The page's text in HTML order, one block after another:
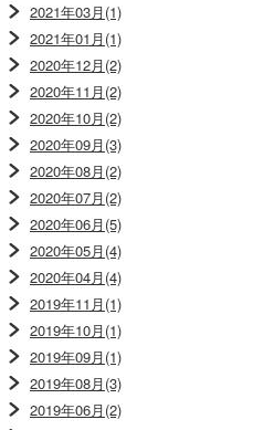
2021年03月(1)
2021年01月(1)
2020年12月(2)
2020年11月(2)
2020年10月(2)
2020年09月(3)
2020年08月(2)
2020年07月(2)
2020年06月(5)
2020年05月(4)
2020年04月(4)
2019年11月(1)
2019年10月(1)
2019年09月(1)
2019年08月(3)
2019年06月(2)